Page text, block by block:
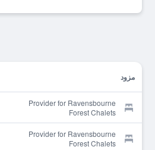
مزود
Provider for Ravensbourne
Forest Chalets
Provider for Ravensbourne
Forest Chalets